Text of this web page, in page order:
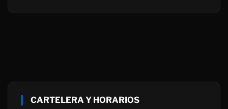
CARTELERA Y HORARIOS